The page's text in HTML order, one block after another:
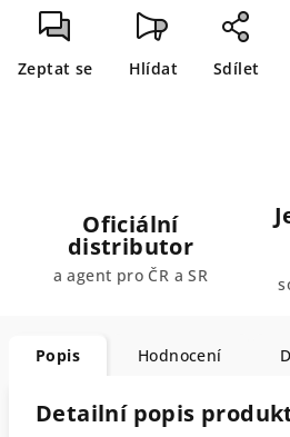
Zeptat se Hlídat Sdílet
Oficiální
distributor
a agent pro ČR a SR
Popis Hodnocení
Detailní popis